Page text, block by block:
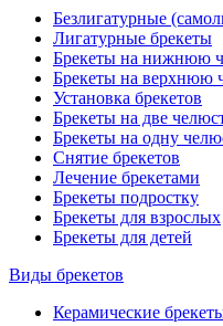
Безлигатурные
Лигатурные брекеты
Брекеты на нижнюю
Брекеты на верхнюю
Установка брекетов
Брекеты на две
Брекеты на одну
Снятие брекетов
Лечение брекетами
Брекеты подростку
Брекеты для взрослых
Брекеты для детей
Виды брекетов
Керамические